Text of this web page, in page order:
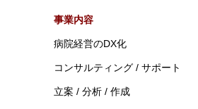
事業内容
病院経営のDX化
コンサルティング / サポート
立案 / 分析 / 作成